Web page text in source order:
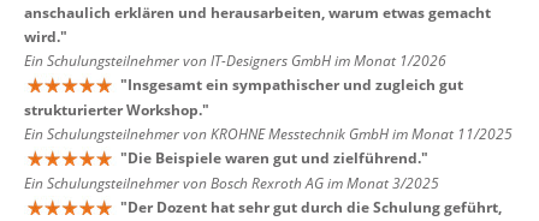
anschaulich erklären und herausarbeiten, warum etwas gemacht
wird."
Ein Schulungsteilnehmer von IT-Designers GmbH im Monat 1/2026
"Insgesamt ein sympathischer und zugleich gut
strukturierter Workshop."
Ein Schulungsteilnehmer von KROHNE Messtechnik GmbH im Monat 11/2025
"Die Beispiele waren gut und zielführend."
Ein Schulungsteilnehmer von Bosch Rexroth AG im Monat 3/2025
"Der Dozent hat sehr gut durch die Schulung geführt,